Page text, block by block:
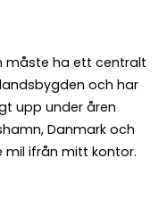
måste ha ett centralt
och har
upp under åren
Danmark och
mil ifrån mitt kontor.